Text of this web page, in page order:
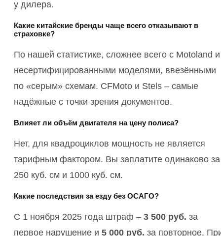
у дилера.
Какие китайские бренды чаще всего отказывают в
страховке?
По нашей статистике, сложнее всего с Motoland и
несертифицированными моделями, ввезёнными
по «серым» схемам. CFMoto и Stels – самые
надёжные с точки зрения документов.
Влияет ли объём двигателя на цену полиса?
Нет, для квадроциклов мощность не является
тарифным фактором. Вы заплатите одинаково за
250 куб. см и 1000 куб. см.
Какие последствия за езду без ОСАГО?
С 1 ноября 2025 года штраф – 3 500 руб. за
первое нарушение и 5 000 руб. за повторное.